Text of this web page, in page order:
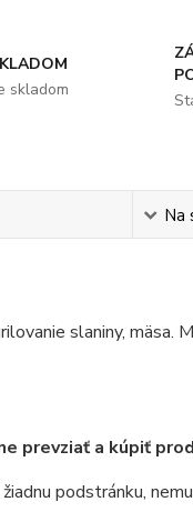
skladom
Na
slaniny,
prevziať a kúpiť
podstránku,